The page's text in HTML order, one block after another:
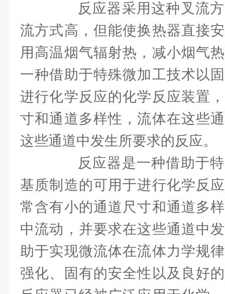
反应器采用这种叉流方
流方式高，但能使换热器直接
用高温烟气辐射热，减小烟气
一种借助于特殊微加工技术以
进行化学反应的化学反应装置
寸和通道多样性，流体在这些
这些通道中发生所要求的反应。
反应器是一种借助于特
基质制造的可用于进行化学反
常含有小的通道尺寸和通道多
中流动，并要求在这些通道中
助于实现微流体在流体力学规
强化、固有的安全性以及良好